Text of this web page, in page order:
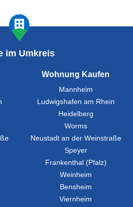
im Umkreis
Wohnung Kaufen
Mannheim
Ludwigshafen am Rhein
Heidelberg
Worms
Neustadt an der Weinstraße
Speyer
Frankenthal (Pfalz)
Weinheim
Bensheim
Viernheim